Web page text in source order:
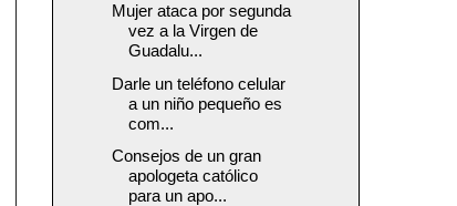
Mujer ataca por segunda
vez a la Virgen de
Guadalu...
Darle un teléfono celular
a un niño pequeño es
com...
Consejos de un gran
apologeta católico
para un apo...